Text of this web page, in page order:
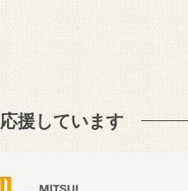
応援しています